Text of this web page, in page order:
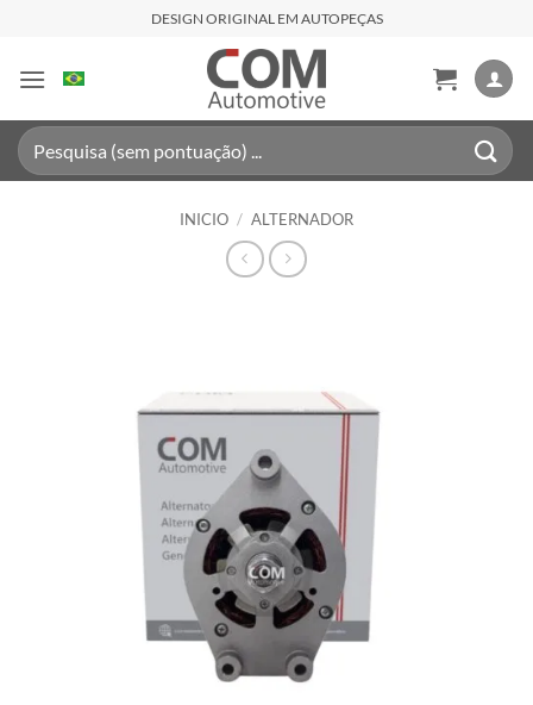
contenido
DESIGN ORIGINAL EM AUTOPEÇAS
Buscar
por:
INICIO / ALTERNADOR